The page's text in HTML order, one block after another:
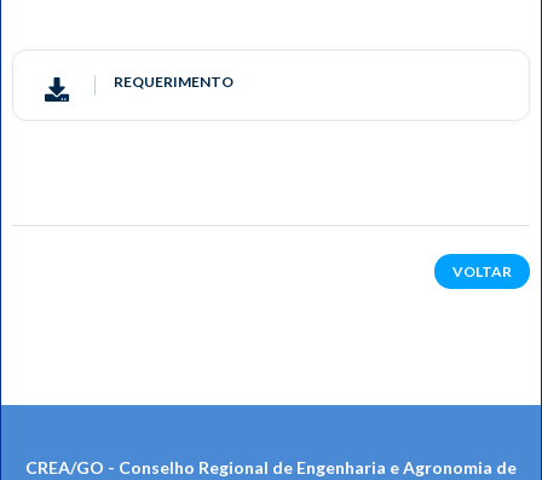
REQUERIMENTO
VOLTAR
CREA/GO - Conselho Regional de Engenharia e Agronomia de